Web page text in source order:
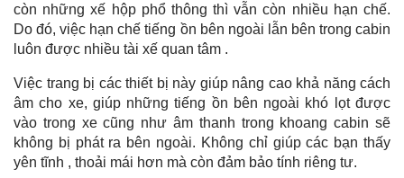
còn những xế hộp phổ thông thì vẫn còn nhiều hạn chế.
Do đó, việc hạn chế tiếng ồn bên ngoài lẫn bên trong cabin
luôn được nhiều tài xế quan tâm .
Việc trang bị các thiết bị này giúp nâng cao khả năng cách
âm cho xe, giúp những tiếng ồn bên ngoài khó lọt được
vào trong xe cũng như âm thanh trong khoang cabin sẽ
không bị phát ra bên ngoài. Không chỉ giúp các bạn thấy
yên tĩnh , thoải mái hơn mà còn đảm bảo tính riêng tư.